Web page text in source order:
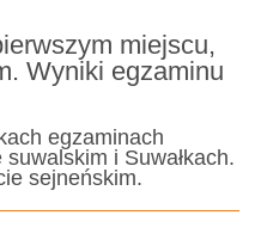
miejscu,
Wyniki egzaminu
egzaminach
i Suwałkach.
sejneńskim.